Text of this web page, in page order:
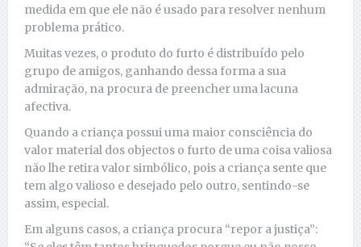
medida em que ele não é usado para resolver nenhum
problema prático.
Muitas vezes, o produto do furto é distribuído pelo
grupo de amigos, ganhando dessa forma a sua
admiração, na procura de preencher uma lacuna
afectiva.
Quando a criança possui uma maior consciência do
valor material dos objectos o furto de uma coisa valiosa
não lhe retira valor simbólico, pois a criança sente que
tem algo valioso e desejado pelo outro, sentindo-se
assim, especial.
Em alguns casos, a criança procura “repor a justiça”: